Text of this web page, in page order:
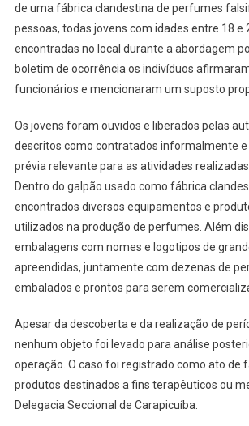
de uma fábrica clandestina de perfumes
pessoas, todas jovens com idades entre 18 e
encontradas no local durante a abordagem
boletim de ocorrência os indivíduos
funcionários e mencionaram um suposto
Os jovens foram ouvidos e liberados pelas
descritos como contratados informalmente e
prévia relevante para as atividades realizadas
Dentro do galpão usado como fábrica
encontrados diversos equipamentos e
utilizados na produção de perfumes. Além
embalagens com nomes e logotipos de
apreendidas, juntamente com dezenas de
embalados e prontos para serem
Apesar da descoberta e da realização de
nenhum objeto foi levado para análise
operação. O caso foi registrado como ato de
produtos destinados a fins terapêuticos ou
Delegacia Seccional de Carapicuíba.